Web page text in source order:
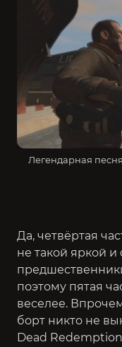
Легендарная
Да, четвёртая
не такой яркой и
поэтому пятая
веселее.
борт никто не
Dead